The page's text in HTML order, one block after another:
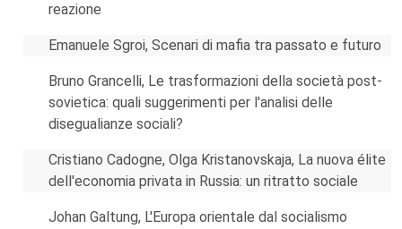
reazione
Emanuele Sgroi, Scenari di mafia tra passato e futuro
Bruno Grancelli, Le trasformazioni della società post-
sovietica: quali suggerimenti per l'analisi delle
disegualianze sociali?
Cristiano Cadogne, Olga Kristanovskaja, La nuova élite
dell'economia privata in Russia: un ritratto sociale
Johan Galtung, L'Europa orientale dal socialismo